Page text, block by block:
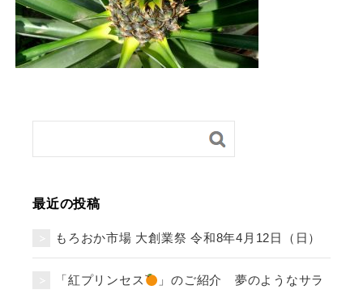
最近の投稿
もろおか市場 大創業祭 令和8年4月12日（日）
「紅プリンセス
」のご紹介 夢のようなサラ